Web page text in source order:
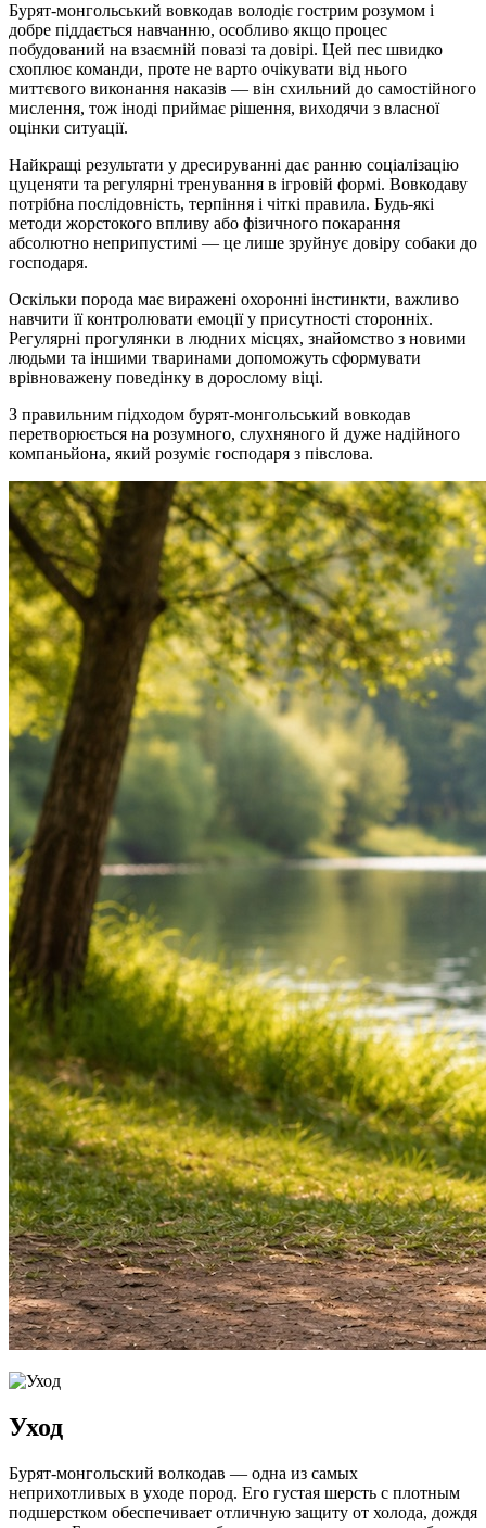
Бурят-монгольський вовкодав володіє гострим розумом і
добре піддається навчанню, особливо якщо процес
побудований на взаємній повазі та довірі. Цей пес швидко
схоплює команди, проте не варто очікувати від нього
миттєвого виконання наказів — він схильний до самостійного
мислення, тож іноді приймає рішення, виходячи з власної
оцінки ситуації.
Найкращі результати у дресируванні дає ранню соціалізацію
цуценяти та регулярні тренування в ігровій формі. Вовкодаву
потрібна послідовність, терпіння і чіткі правила. Будь-які
методи жорстокого впливу або фізичного покарання
абсолютно неприпустимі — це лише зруйнує довіру собаки до
господаря.
Оскільки порода має виражені охоронні інстинкти, важливо
навчити її контролювати емоції у присутності сторонніх.
Регулярні прогулянки в людних місцях, знайомство з новими
людьми та іншими тваринами допоможуть сформувати
врівноважену поведінку в дорослому віці.
З правильним підходом бурят-монгольський вовкодав
перетворюється на розумного, слухняного й дуже надійного
компаньйона, який розуміє господаря з півслова.
Уход
Бурят-монгольский волкодав — одна из самых
неприхотливых в уходе пород. Его густая шерсть с плотным
подшерстком обеспечивает отличную защиту от холода, дождя